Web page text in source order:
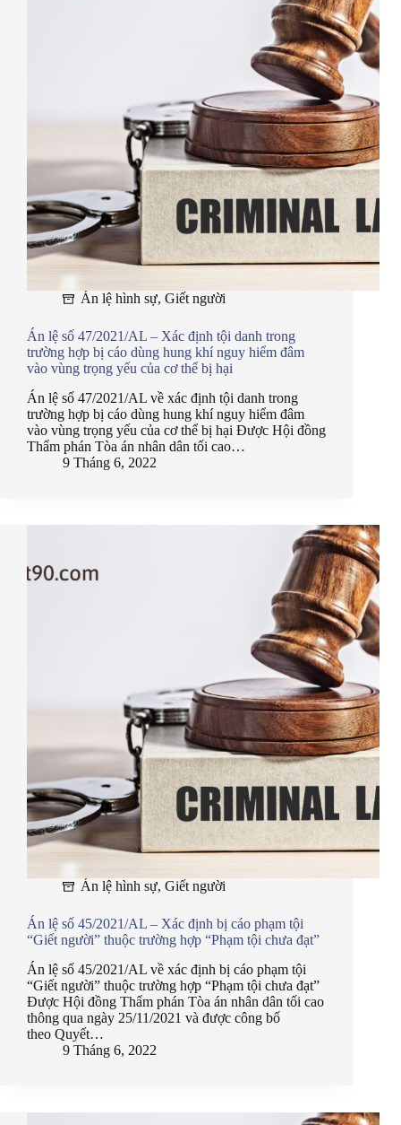
Án lệ hình sự, Giết người
Án lệ số 47/2021/AL – Xác định tội danh trong
trường hợp bị cáo dùng hung khí nguy hiểm đâm
vào vùng trọng yếu của cơ thể bị hại
Án lệ số 47/2021/AL về xác định tội danh trong
trường hợp bị cáo dùng hung khí nguy hiểm đâm
vào vùng trọng yếu của cơ thể bị hại Được Hội đồng
Thẩm phán Tòa án nhân dân tối cao…
9 Tháng 6, 2022
Án lệ hình sự, Giết người
Án lệ số 45/2021/AL – Xác định bị cáo phạm tội
“Giết người” thuộc trường hợp “Phạm tội chưa đạt”
Án lệ số 45/2021/AL về xác định bị cáo phạm tội
“Giết người” thuộc trường hợp “Phạm tội chưa đạt”
Được Hội đồng Thẩm phán Tòa án nhân dân tối cao
thông qua ngày 25/11/2021 và được công bố
theo Quyết…
9 Tháng 6, 2022